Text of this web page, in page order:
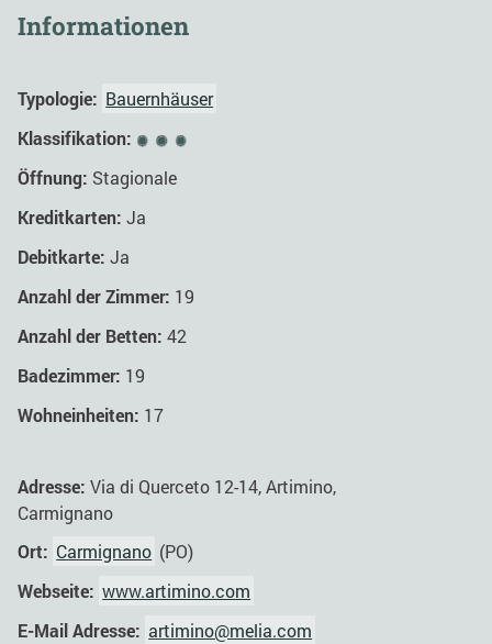
Informationen
Typologie: Bauernhäuser
Klassifikation:
Öffnung: Stagionale
Kreditkarten: Ja
Debitkarte: Ja
Anzahl der Zimmer: 19
Anzahl der Betten: 42
Badezimmer: 19
Wohneinheiten: 17
Adresse: Via di Querceto 12-14, Artimino,
Carmignano
Ort: Carmignano (PO)
Webseite: www.artimino.com
E-Mail Adresse: artimino@melia.com